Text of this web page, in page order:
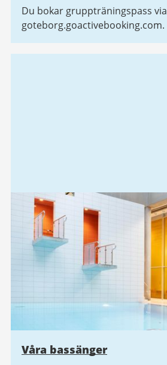
Du bokar gruppträningspass via
goteborg.goactivebooking.com.
Våra bassänger